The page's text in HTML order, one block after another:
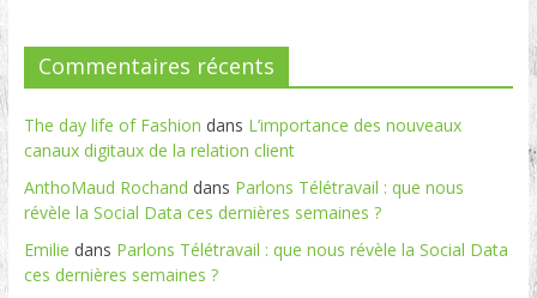
Commentaires récents
The day life of Fashion dans L’importance des nouveaux
canaux digitaux de la relation client
AnthoMaud Rochand dans Parlons Télétravail : que nous
révèle la Social Data ces dernières semaines ?
Emilie dans Parlons Télétravail : que nous révèle la Social Data
ces dernières semaines ?